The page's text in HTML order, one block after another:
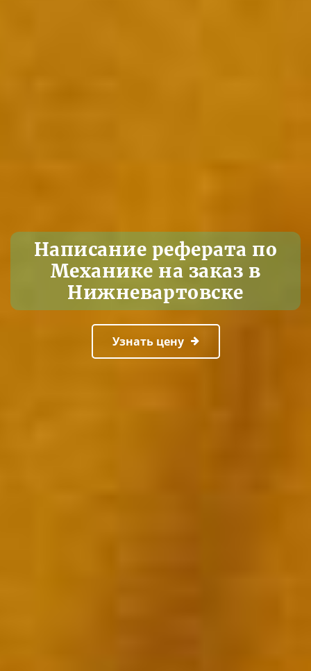
Написание реферата по
Механике на заказ в
Нижневартовске
Узнать цену